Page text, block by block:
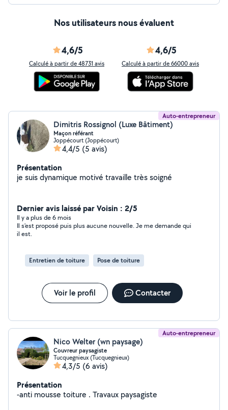
Nos utilisateurs nous évaluent
4,6/5
Calculé à partir de 48731 avis
4,6/5
Calculé à partir de 66000 avis
Auto-entrepreneur
Dimitris Rossignol (Luxe Bâtiment)
Maçon référant
Joppécourt (Joppécourt)
4,4/5 (5 avis)
Présentation
je suis dynamique motivé travaille très soigné
Dernier avis laissé par Voisin : 2/5
Il y a plus de 6 mois
Il s'est proposé puis plus aucune nouvelle. Je me demande qui
il est.
Entretien de toiture Pose de toiture
Voir le profil Contacter
Auto-entrepreneur
Nico Welter (wn paysage)
Couvreur paysagiste
Tucquegnieux (Tucquegnieux)
4,3/5 (6 avis)
Présentation
-anti mousse toiture . Travaux paysagiste